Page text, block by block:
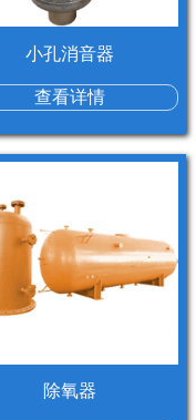
小孔消音器
查看详情
除氧器